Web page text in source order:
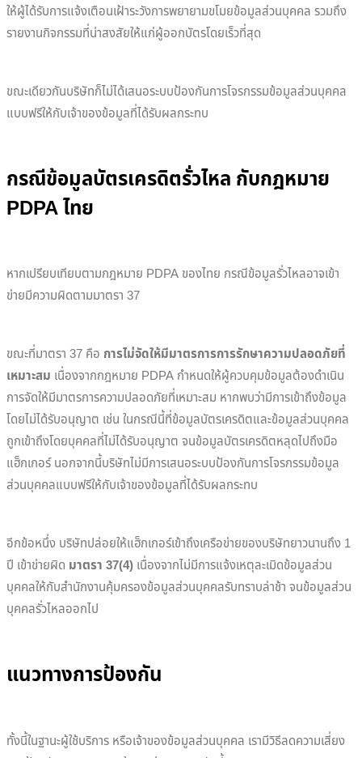
ให้ผู้ได้รับการแจ้งเตือนเฝ้าระวังการพยายามขโมยข้อมูลส่วนบุคคล รวมถึง
รายงานกิจกรรมที่น่าสงสัยให้แก่ผู้ออกบัตรโดยเร็วที่สุด
ขณะเดียวกันบริษัทก็ไม่ได้เสนอระบบป้องกันการโจรกรรมข้อมูลส่วนบุคคล
แบบฟรีให้กับเจ้าของข้อมูลที่ได้รับผลกระทบ
กรณีข้อมูลบัตรเครดิตรั่วไหล กับกฎหมาย
PDPA ไทย
หากเปรียบเทียบตามกฎหมาย PDPA ของไทย กรณีข้อมูลรั่วไหลอาจเข้า
ข่ายมีความผิดตามมาตรา 37
ขณะที่มาตรา 37 คือ ​ การไม่จัดให้มีมาตรการการรักษาความปลอดภัยที่
เหมาะสม เนื่องจากกฎหมาย PDPA กำหนดให้ผู้ควบคุมข้อมูลต้องดำเนิน
การจัดให้มีมาตรการความปลอดภัยที่เหมาะสม หากพบว่ามีการเข้าถึงข้อมูล
โดยไม่ได้รับอนุญาต เช่น ในกรณีนี้ที่ข้อมูลบัตรเครดิตและข้อมูลส่วนบุคคล
ถูกเข้าถึงโดยบุคคลที่ไม่ได้รับอนุญาต จนข้อมูลบัตรเครดิตหลุดไปถึงมือ
แฮ็กเกอร์ นอกจากนี้บริษัทไม่มีการเสนอระบบป้องกันการโจรกรรมข้อมูล
ส่วนบุคคลแบบฟรีให้กับเจ้าของข้อมูลที่ได้รับผลกระทบ
อีกข้อหนึ่ง บริษัทปล่อยให้แฮ็กเกอร์เข้าถึงเครือข่ายของบริษัทยาวนานถึง 1
ปี เข้าข่ายผิด มาตรา 37(4) เนื่องจากไม่มีการแจ้งเหตุละเมิดข้อมูลส่วน
บุคคลให้กับสำนักงานคุ้มครองข้อมูลส่วนบุคคลรับทราบล่าช้า จนข้อมูลส่วน
บุคคลรั่วไหลออกไป
แนวทางการป้องกัน
ทั้งนี้ในฐานะผู้ใช้บริการ หรือเจ้าของข้อมูลส่วนบุคคล เรามีวิธีลดความเสี่ยง